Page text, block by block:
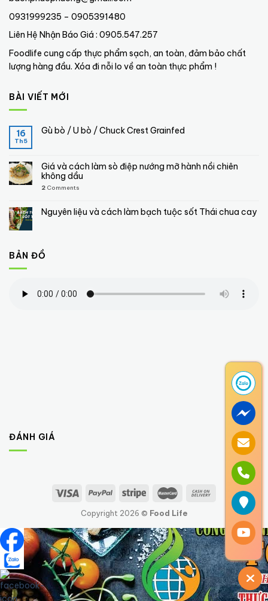
0931999235 – 0905391480
Liên Hệ Nhận Báo Giá : 0905.547.257
Foodlife cung cấp thực phẩm sạch, an toàn, đảm bảo chất
lượng hàng đầu. Xóa đi nỗi lo về an toàn thực phẩm !
BÀI VIẾT MỚI
16
Th5
Gù bò / U bò / Chuck Crest Grainfed
Giá và cách làm sò điệp nướng mỡ hành nồi chiên
không dầu
2 Comments
Nguyên liệu và cách làm bạch tuộc sốt Thái chua cay
BẢN ĐỒ
ĐÁNH GIÁ
Copyright 2026 © Food Life